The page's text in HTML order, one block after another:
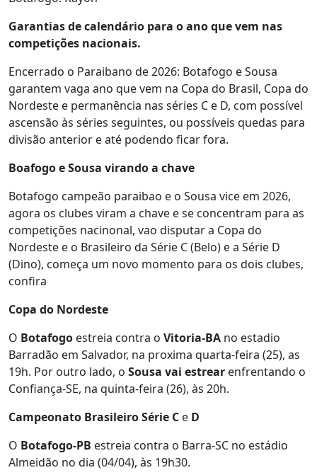
Garantias de calendário para o ano que vem nas
competições nacionais.
Encerrado o Paraibano de 2026: Botafogo e Sousa
garantem vaga ano que vem na Copa do Brasil, Copa do
Nordeste e permanência nas séries C e D, com possível
ascensão às séries seguintes, ou possíveis quedas para
divisão anterior e até podendo ficar fora.
Boafogo e Sousa virando a chave
Botafogo campeão paraibao e o Sousa vice em 2026,
agora os clubes viram a chave e se concentram para as
competições nacinonal, vao disputar a Copa do
Nordeste e o Brasileiro da Série C (Belo) e a Série D
(Dino), começa um novo momento para os dois clubes,
confira
Copa do Nordeste
O Botafogo estreia contra o Vitoria-BA no estadio
Barradão em Salvador, na proxima quarta-feira (25), as
19h. Por outro lado, o Sousa vai estrear enfrentando o
Confiança-SE, na quinta-feira (26), às 20h.
Campeonato Brasileiro Série C e D
O Botafogo-PB estreia contra o Barra-SC no estádio
Almeidão no dia (04/04), às 19h30.